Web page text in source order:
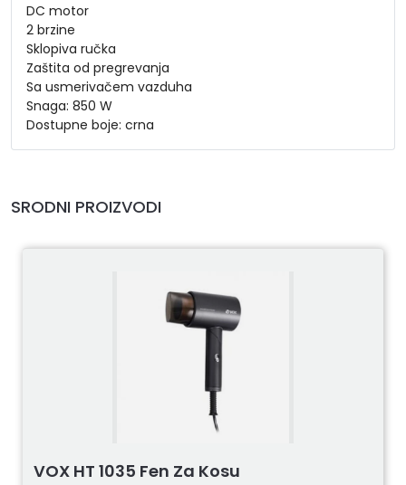
DC motor
2 brzine
Sklopiva ručka
Zaštita od pregrevanja
Sa usmerivačem vazduha
Snaga: 850 W
Dostupne boje: crna
SRODNI PROIZVODI
VOX HT 1035 Fen Za Kosu